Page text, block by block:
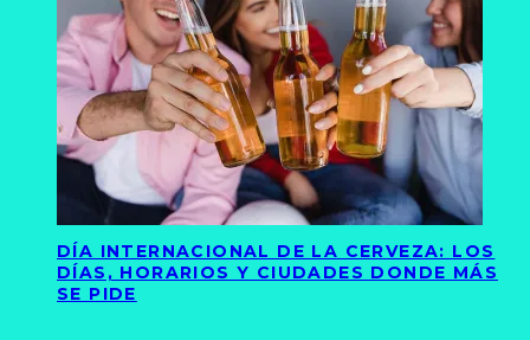
DÍA INTERNACIONAL DE LA CERVEZA: LOS
DÍAS, HORARIOS Y CIUDADES DONDE MÁS
SE PIDE